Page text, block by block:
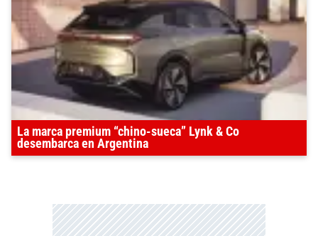
La marca premium “chino-sueca” Lynk & Co
desembarca en Argentina